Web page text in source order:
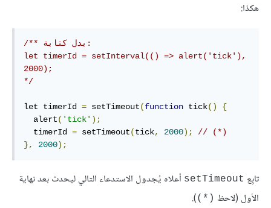
هكذا:
/** بدل كتابة:
let timerId = setInterval(() => alert('tick'),
2000);
*/
let timerId = setTimeout(function tick()
{
  alert
( 'tick' );
  timerId
= setTimeout(tick, 2000);
// (*)
},
2000);
تابِع ‎setTimeout‎ أعلاه يُجدول الاستدعاء التالي ليحدث بعد نهاية
الأول (لاحظ ‎(*)‎
).